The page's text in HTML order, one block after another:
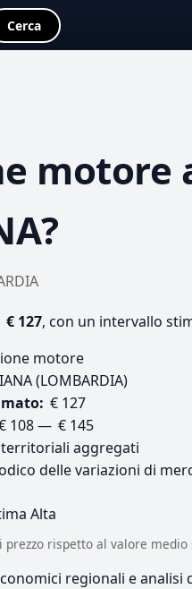
Cerca
motore
€ 127, con un intervallo
motore
(LOMBARDIA)
€ 127
108 — € 145
aggregati
delle variazioni di
Alta
rispetto al valore
regionali e analisi